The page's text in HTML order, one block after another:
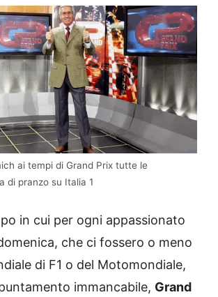
ai tempi di Grand Prix tutte le
di pranzo su Italia 1
in cui per ogni appassionato
che ci fossero o meno
di F1 o del Motomondiale,
immancabile, Grand